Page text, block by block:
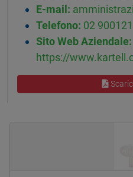
E-mail:
Telefono: 02 900121
Sito Web Aziendale:
https://